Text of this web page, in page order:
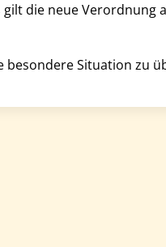
die neue Verordnung
Situation zu